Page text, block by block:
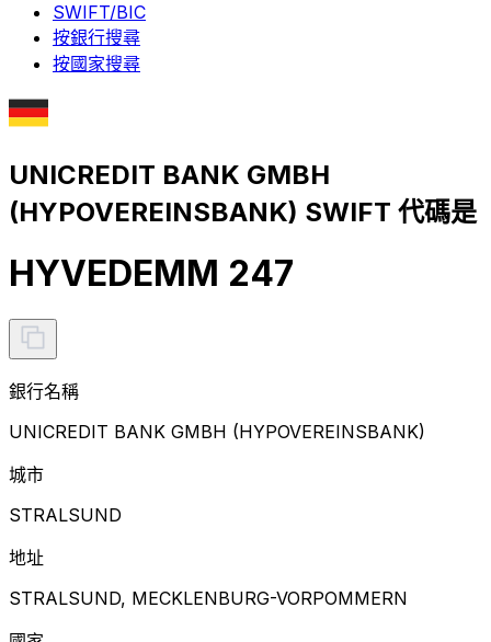
SWIFT/BIC
按銀行搜尋
按國家搜尋
UNICREDIT BANK GMBH
(HYPOVEREINSBANK) SWIFT 代碼是
HYVEDEMM 247
銀行名稱
UNICREDIT BANK GMBH (HYPOVEREINSBANK)
城市
STRALSUND
地址
STRALSUND, MECKLENBURG-VORPOMMERN